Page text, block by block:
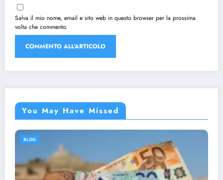
Salva il mio nome, email e sito web in questo browser per la prossima
volta che commento.
You May Have Missed
BLOG